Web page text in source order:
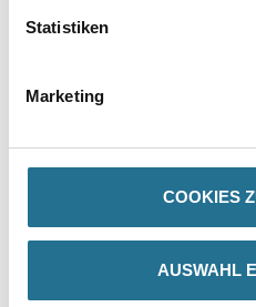
Statistiken
Marketing
COOKIES
AUSWAHL